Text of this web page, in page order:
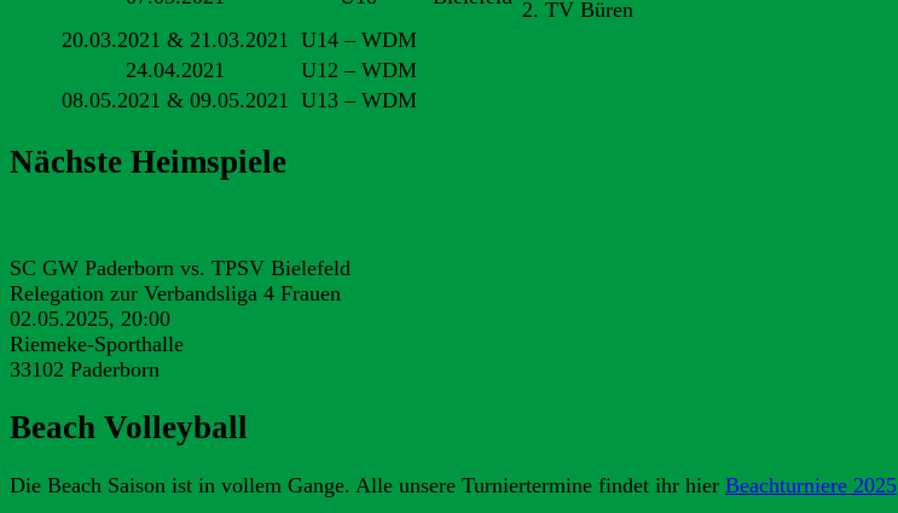
2. TV Büren
20.03.2021 & 21.03.2021
U14 – WDM
24.04.2021
U12 – WDM
08.05.2021 & 09.05.2021
U13 – WDM
Nächste Heimspiele
SC GW Paderborn vs. TPSV Bielefeld
Relegation zur Verbandsliga 4 Frauen
02.05.2025, 20:00
Riemeke-Sporthalle
33102 Paderborn
Beach Volleyball
Die Beach Saison ist in vollem Gange. Alle unsere Turniertermine findet ihr hier Beachturniere 2025